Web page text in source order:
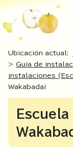
Ubicación actual:
> Guía de
instalaciones
Wakabadai